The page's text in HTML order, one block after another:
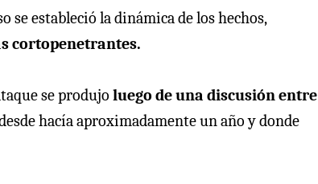
estableció la dinámica de los hechos,
cortopenetrantes.
se produjo luego de una discusión entre
hacía aproximadamente un año y donde